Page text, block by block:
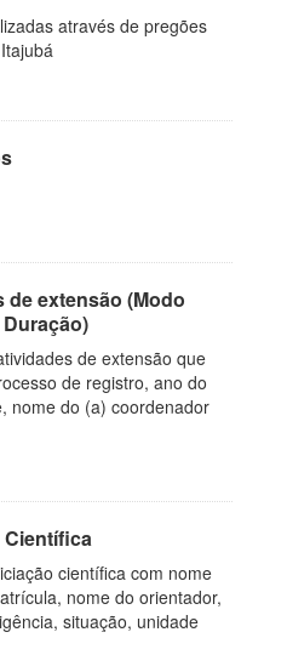
através de pregões
extensão (Modo
de extensão que
de registro, ano do
nome do (a) coordenador
científica com nome
nome do orientador,
situação, unidade